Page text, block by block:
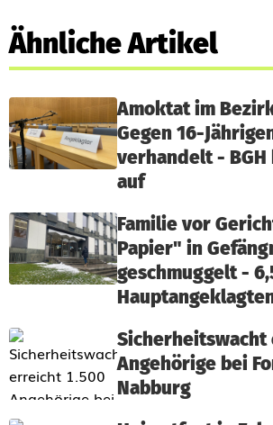
Ähnliche Artikel
Amoktat im
Gegen 16-
verhandelt -
auf
Familie vor
Papier" in
geschmuggelt -
Sicherheitswacht
Angehörige bei
Nabburg